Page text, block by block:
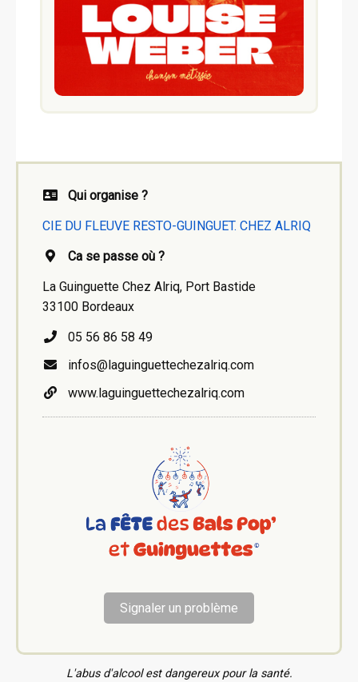
Qui organise ?
CIE DU FLEUVE RESTO-GUINGUET. CHEZ ALRIQ
Ca se passe où ?
La Guinguette Chez Alriq, Port Bastide
33100 Bordeaux
05 56 86 58 49
infos@laguinguettechezalriq.com
www.laguinguettechezalriq.com
Signaler un problème
L'abus d'alcool est dangereux pour la santé.